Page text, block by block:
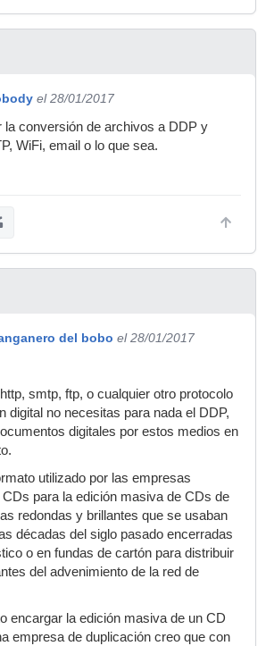
el 28/01/2017
la conversión de archivos a DDP y
WiFi, email o lo que sea.
del bobo el 28/01/2017
smtp, ftp, o cualquier otro protocolo
digital no necesitas para nada el DDP,
digitales por estos medios en
utilizado por las empresas
para la edición masiva de CDs de
redondas y brillantes que se usaban
décadas del siglo pasado encerradas
o en fundas de cartón para distribuir
del advenimiento de la red de
encargar la edición masiva de un CD
empresa de duplicación creo que con